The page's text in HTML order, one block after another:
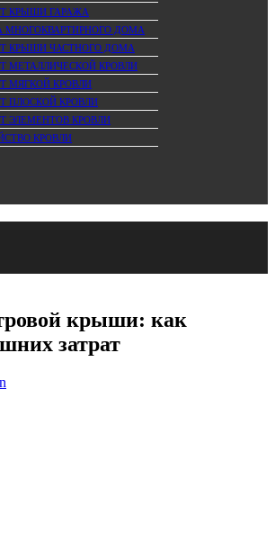
КРЫШИ ГАРАЖА
МНОГОКВАРТИРНОГО ДОМА
КРЫШИ ЧАСТНОГО ДОМА
МЕТАЛЛИЧЕСКОЙ КРОВЛИ
МЯГКОЙ КРОВЛИ
ПЛОСКОЙ КРОВЛИ
ЭЛЕМЕНТОВ КРОВЛИ
КРОВЛИ
крыши: как
затрат